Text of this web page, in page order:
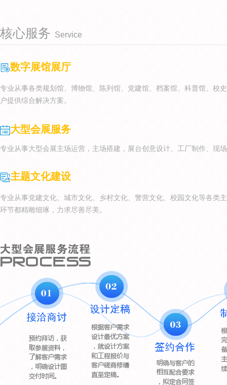
核心服务 Service
数字展馆展厅
专业从事各类规划馆、博物馆、陈列馆、党建馆、档案馆、科普馆、校
户提供综合解决方案。
大型会展服务
专业从事大型会展主场运营，主场搭建，展台创意设计、工厂制作、现
主题文化建设
专业从事党建文化、城市文化、乡村文化、警营文化、校园文化等各类
环节都精雕细琢，力求尽善尽美。